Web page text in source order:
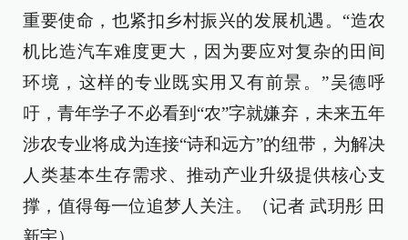
重要使命，也紧扣乡村振兴的发展机遇。“造农
机比造汽车难度更大，因为要应对复杂的田间
环境，这样的专业既实用又有前景。”吴德呼
吁，青年学子不必看到“农”字就嫌弃，未来五年
涉农专业将成为连接“诗和远方”的纽带，为解决
人类基本生存需求、推动产业升级提供核心支
撑，值得每一位追梦人关注。（记者 武玥彤 田